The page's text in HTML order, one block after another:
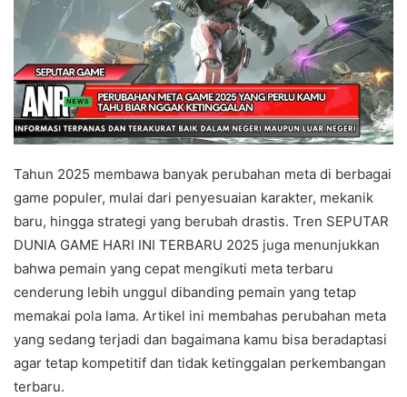
Tahun 2025 membawa banyak perubahan meta di berbagai
game populer, mulai dari penyesuaian karakter, mekanik
baru, hingga strategi yang berubah drastis. Tren SEPUTAR
DUNIA GAME HARI INI TERBARU 2025 juga menunjukkan
bahwa pemain yang cepat mengikuti meta terbaru
cenderung lebih unggul dibanding pemain yang tetap
memakai pola lama. Artikel ini membahas perubahan meta
yang sedang terjadi dan bagaimana kamu bisa beradaptasi
agar tetap kompetitif dan tidak ketinggalan perkembangan
terbaru.